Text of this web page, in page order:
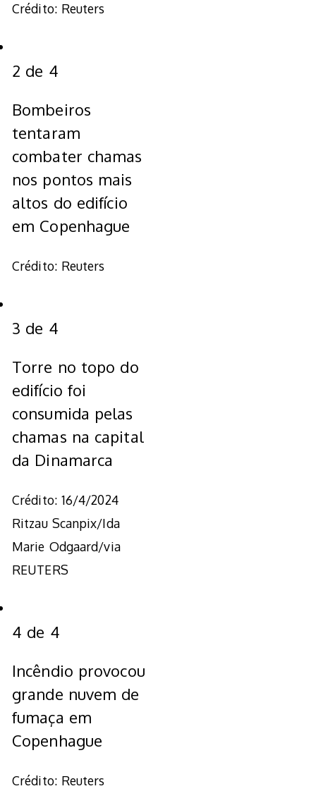
Crédito: Reuters
2 de 4
Bombeiros
tentaram
combater chamas
nos pontos mais
altos do edifício
em Copenhague
Crédito: Reuters
3 de 4
Torre no topo do
edifício foi
consumida pelas
chamas na capital
da Dinamarca
Crédito: 16/4/2024
Ritzau Scanpix/Ida
Marie Odgaard/via
REUTERS
4 de 4
Incêndio provocou
grande nuvem de
fumaça em
Copenhague
Crédito: Reuters